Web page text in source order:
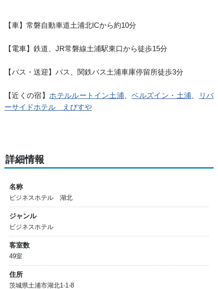
【車】常磐自動車道土浦北ICから約10分
【電車】鉄道、JR常磐線土浦駅東口から徒歩15分
【バス・送迎】バス、関鉄バス土浦車庫停留所徒歩3分
【近くの宿】 ホテルルートイン土浦 、ベルズイン・土浦
リバ
ーサイドホテル えびすや
詳細情報
名称
ビジネスホテル 湖北
ジャンル
ビジネスホテル
客室数
49室
住所
茨城県土浦市湖北1-1-8